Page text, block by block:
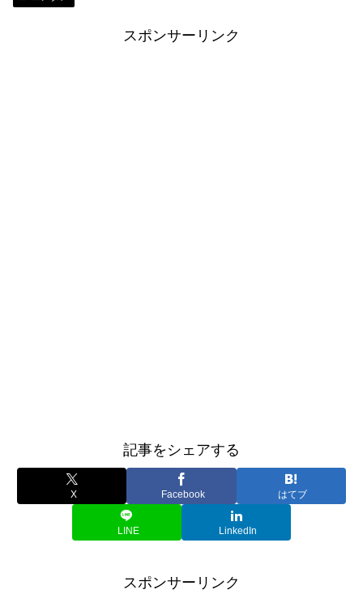
スポンサーリンク
記事をシェアする
X Facebook はてブ
LINE LinkedIn
スポンサーリンク